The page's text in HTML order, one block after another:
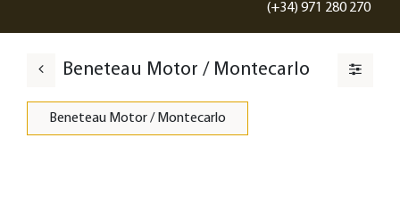
(+34) 971 280 270
Beneteau Motor / Montecarlo
Beneteau Motor / Montecarlo